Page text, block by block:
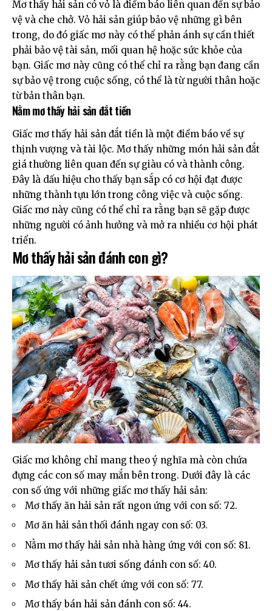
Mơ thấy hải sản có vỏ là điềm báo liên quan đến sự bảo
vệ và che chở. Vỏ hải sản giúp bảo vệ những gì bên
trong, do đó giấc mơ này có thể phản ánh sự cần thiết
phải bảo vệ tài sản, mối quan hệ hoặc sức khỏe của
bạn. Giấc mơ này cũng có thể chỉ ra rằng bạn đang cần
sự bảo vệ trong cuộc sống, có thể là từ người thân hoặc
từ bản thân bạn.
Nằm mơ thấy hải sản đắt tiền
Giấc mơ thấy hải sản đắt tiền là một điềm báo về sự
thịnh vượng và tài lộc. Mơ thấy những món hải sản đắt
giá thường liên quan đến sự giàu có và thành công.
Đây là dấu hiệu cho thấy bạn sắp có cơ hội đạt được
những thành tựu lớn trong công việc và cuộc sống.
Giấc mơ này cũng có thể chỉ ra rằng bạn sẽ gặp được
những người có ảnh hưởng và mở ra nhiều cơ hội phát
triển.
Mơ thấy hải sản đánh con gì?
Giấc mơ không chỉ mang theo ý nghĩa mà còn chứa
đựng các con số may mắn bên trong. Dưới đây là các
con số ứng với những giấc mơ thấy hải sản:
Mơ thấy ăn hải sản rất ngon ứng với con số: 72.
Mơ ăn hải sản thối đánh ngay con số: 03.
Nằm mơ thấy hải sản nhà hàng ứng với con số: 81.
Mơ thấy hải sản tươi sống đánh con số: 40.
Mơ thấy hải sản chết ứng với con số: 77.
Mơ thấy bán hải sản đánh con số: 44.